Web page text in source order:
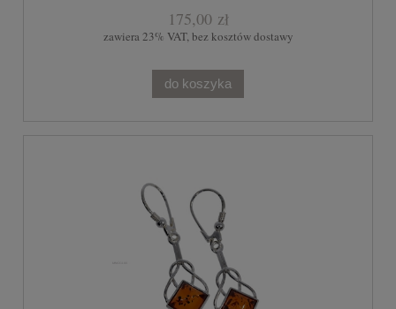
175,00 zł
zawiera 23% VAT, bez kosztów dostawy
do koszyka